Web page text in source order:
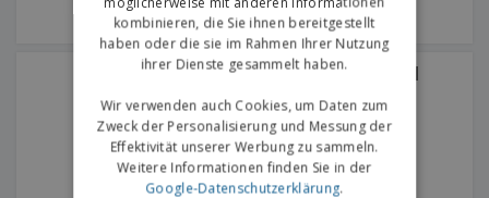
Mehrfarbenstift OCTUS |
kombinieren, die Sie ihnen bereitgestellt
haben oder die sie im Rahmen Ihrer Nutzung
ihrer Dienste gesammelt haben.
Wir verwenden auch Cookies, um Daten zum
Zweck der Personalisierung und Messung der
Effektivität unserer Werbung zu sammeln.
Weitere Informationen finden Sie in der
Google-Datenschutzerklärung.